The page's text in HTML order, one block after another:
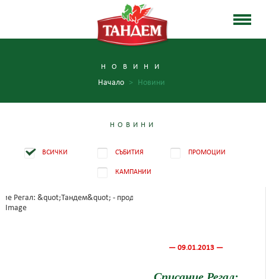
НОВИНИ
Начало > Новини
НОВИНИ
ВСИЧКИ СЪБИТИЯ ПРОМОЦИИ
КАМПАНИИ
— 09.01.2013 —